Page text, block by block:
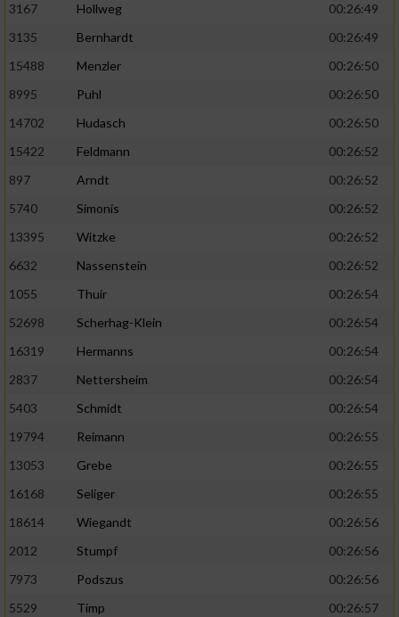
3167
Hollweg
00:26:49
3135
Bernhardt
00:26:49
15488
Menzler
00:26:50
8995
Puhl
00:26:50
14702
Hudasch
00:26:50
15422
Feldmann
00:26:52
897
Arndt
00:26:52
5740
Simonis
00:26:52
13395
Witzke
00:26:52
6632
Nassenstein
00:26:52
1055
Thuir
00:26:54
52698
Scherhag-Klein
00:26:54
16319
Hermanns
00:26:54
2837
Nettersheim
00:26:54
5403
Schmidt
00:26:54
19794
Reimann
00:26:55
13053
Grebe
00:26:55
16168
Seliger
00:26:55
18614
Wiegandt
00:26:56
2012
Stumpf
00:26:56
7973
Podszus
00:26:56
5529
Timp
00:26:57